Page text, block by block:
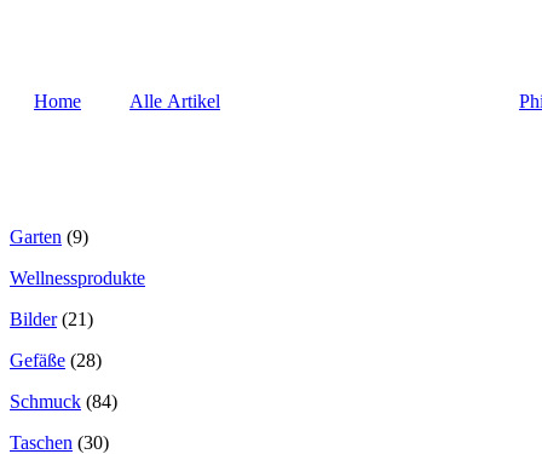
Home Alle Artikel
Garten (9)
Wellnessprodukte
Bilder (21)
Gefäße (28)
Schmuck (84)
Taschen (30)